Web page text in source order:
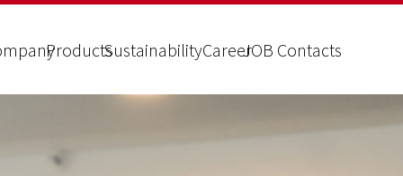
ProductsSustainabilityCareerJOB Contacts